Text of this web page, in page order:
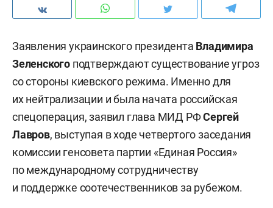
Заявления украинского президента Владимира
Зеленского подтверждают существование угроз
со стороны киевского режима. Именно для
их нейтрализации и была начата российская
спецоперация, заявил глава МИД РФСергей
Лавров, выступая в ходе четвертого заседания
комиссии генсовета партии «Единая Россия»
по международному сотрудничеству
и поддержке соотечественников за рубежом.